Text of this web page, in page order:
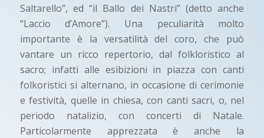
Saltarello”, ed “il Ballo dei Nastri” (detto anche
“Laccio d’Amore”). Una peculiarità molto
importante è la versatilità del coro, che può
vantare un ricco repertorio, dal folkloristico al
sacro; infatti alle esibizioni in piazza con canti
folkoristici si alternano, in occasione di cerimonie
e festività, quelle in chiesa, con canti sacri, o, nel
periodo natalizio, con concerti di Natale.
Particolarmente apprezzata è anche la